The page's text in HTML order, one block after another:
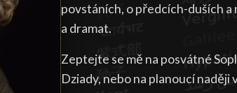
povstáních, o předcích-duších a
a dramat.
Zeptejte se mě na posvátné
Dziady, nebo na planoucí naději